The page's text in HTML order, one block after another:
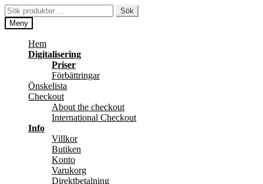
Hoppa
till
navigering
Hoppa
till
innehåll
Sök
efter:
Sök
Meny
Hem
Digitalisering
Priser
Förbättringar
Önskelista
Checkout
About the checkout
International Checkout
Info
Villkor
Butiken
Konto
Varukorg
Direktbetalning